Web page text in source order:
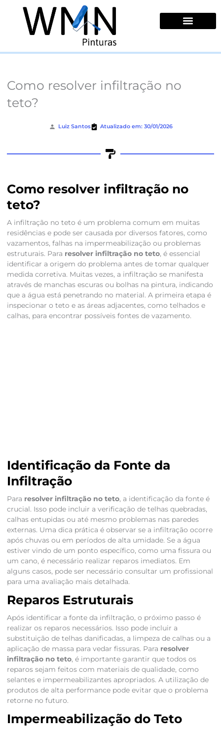
conteúdo
Como resolver infiltração no
teto?
Luiz Santos Atualizado em: 30/01/2026
Como resolver infiltração no
teto?
A infiltração no teto é um problema comum em muitas
residências e pode ser causada por diversos fatores, como
vazamentos, falhas na impermeabilização ou problemas
estruturais. Para resolver infiltração no teto, é essencial
identificar a origem do problema antes de tomar qualquer
medida corretiva. Muitas vezes, a infiltração se manifesta
através de manchas escuras ou bolhas na pintura, indicando
que a água está penetrando no material. A primeira etapa é
inspecionar o teto e as áreas adjacentes, como telhados e
calhas, para encontrar possíveis fontes de vazamento.
Identificação da Fonte da
Infiltração
Para resolver infiltração no teto, a identificação da fonte é
crucial. Isso pode incluir a verificação de telhas quebradas,
calhas entupidas ou até mesmo problemas nas paredes
externas. Uma dica prática é observar se a infiltração ocorre
após chuvas ou em períodos de alta umidade. Se a água
estiver vindo de um ponto específico, como uma fissura ou
um cano, é necessário realizar reparos imediatos. Em
alguns casos, pode ser necessário consultar um profissional
para uma avaliação mais detalhada.
Reparos Estruturais
Após identificar a fonte da infiltração, o próximo passo é
realizar os reparos necessários. Isso pode incluir a
substituição de telhas danificadas, a limpeza de calhas ou a
aplicação de massa para vedar fissuras. Para resolver
infiltração no teto, é importante garantir que todos os
reparos sejam feitos com materiais de qualidade, como
selantes e impermeabilizantes apropriados. A utilização de
produtos de alta performance pode evitar que o problema
retorne no futuro.
Impermeabilização do Teto